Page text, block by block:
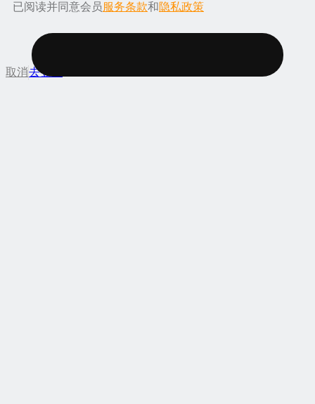
已阅读并同意会员 服务条款和隐私政策
取消去登录
服务
条款
隐私政策